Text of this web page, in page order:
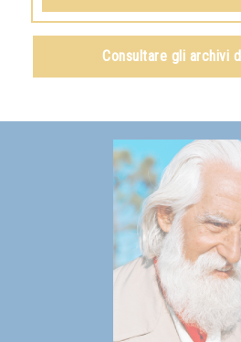
magici – ed è vero che ne esistono
credeva di possedere, poiché non lo si è
Che cos'è un Maestro
Consultare gli archivi